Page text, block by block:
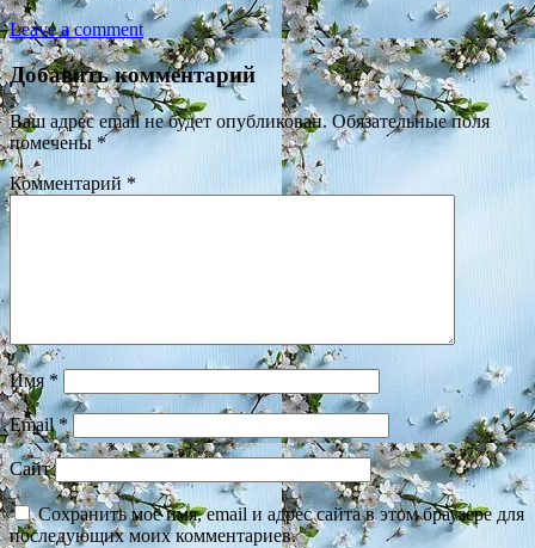
Leave a comment
Добавить комментарий
Ваш адрес email не будет опубликован. Обязательные поля
помечены *
Комментарий *
Имя *
Email*
Сайт
Сохранить моё имя, email и адрес сайта в этом браузере для
последующих моих комментариев.